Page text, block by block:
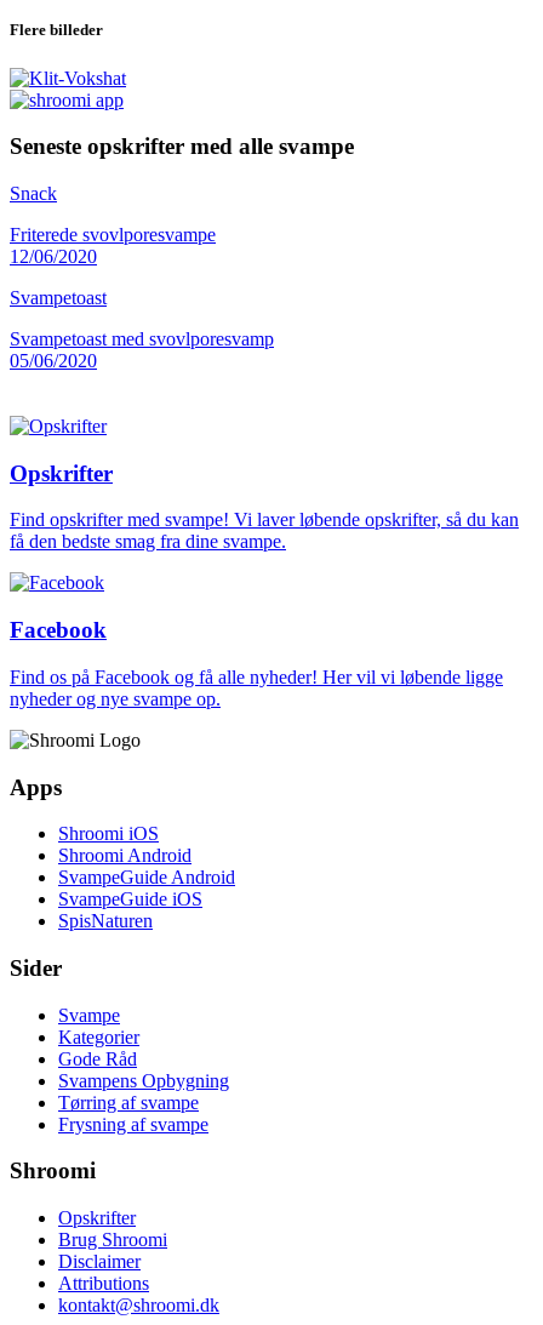
Flere billeder
Seneste opskrifter med alle svampe
Snack
Friterede svovlporesvampe
12/06/2020
Svampetoast
Svampetoast med svovlporesvamp
05/06/2020
Opskrifter
Find opskrifter med svampe! Vi laver løbende opskrifter, så du kan
få den bedste smag fra dine svampe.
Facebook
Find os på Facebook og få alle nyheder! Her vil vi løbende ligge
nyheder og nye svampe op.
Apps
Shroomi iOS
Shroomi Android
SvampeGuide Android
SvampeGuide iOS
SpisNaturen
Sider
Svampe
Kategorier
Gode Råd
Svampens Opbygning
Tørring af svampe
Frysning af svampe
Shroomi
Opskrifter
Brug Shroomi
Disclaimer
Attributions
kontakt@shroomi.dk